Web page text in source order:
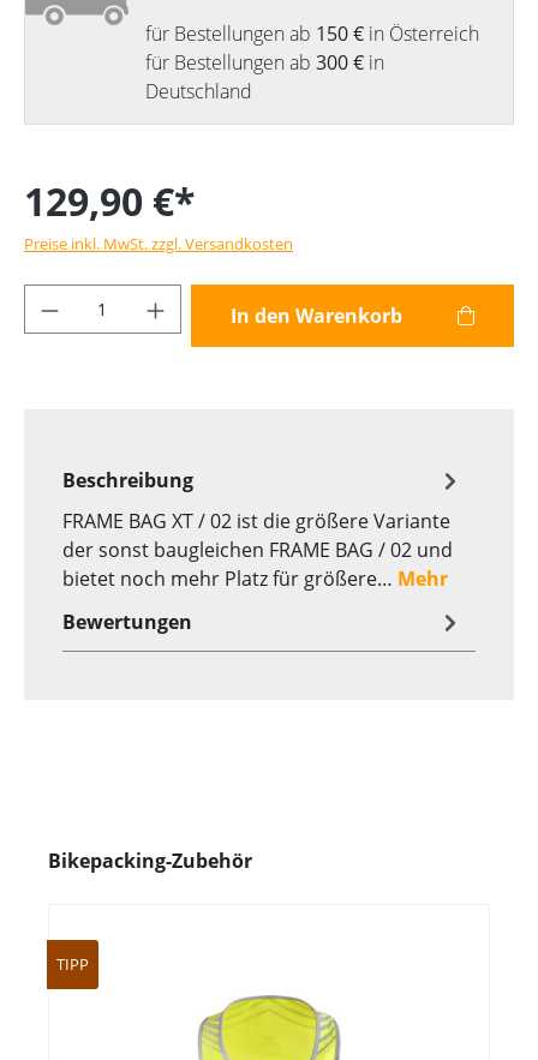
für Bestellungen ab 150 € in Österreich
für Bestellungen ab 300 € in
Deutschland
129,90 €*
Preise inkl. MwSt. zzgl. Versandkosten
Produkt Anzahl: Gib den gewünschten
In den Warenkorb
Beschreibung
FRAME BAG XT / 02 ist die größere Variante
der sonst baugleichen FRAME BAG / 02 und
bietet noch mehr Platz für größere… Mehr
Bewertungen
Bikepacking-Zubehör
TIPP